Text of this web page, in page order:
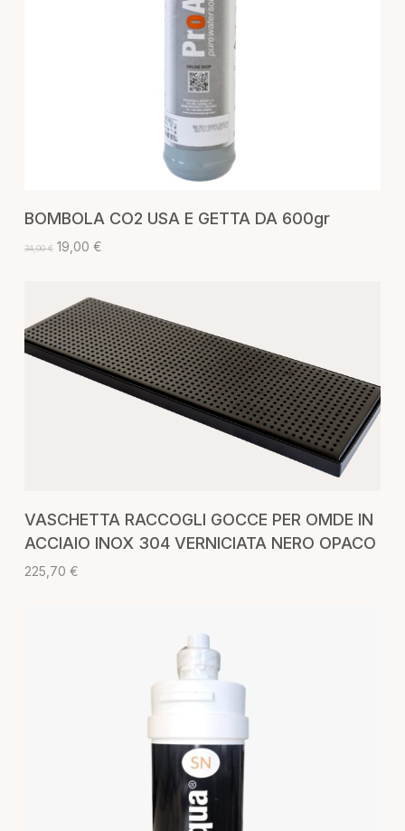
BOMBOLA CO2 USA E GETTA DA 600gr
34,00€ Il
34,00 €.
19,00 €Il
19,00 €.
VASCHETTA RACCOGLI GOCCE PER OMDE IN
ACCIAIO INOX 304 VERNICIATA NERO OPACO
225,70 €